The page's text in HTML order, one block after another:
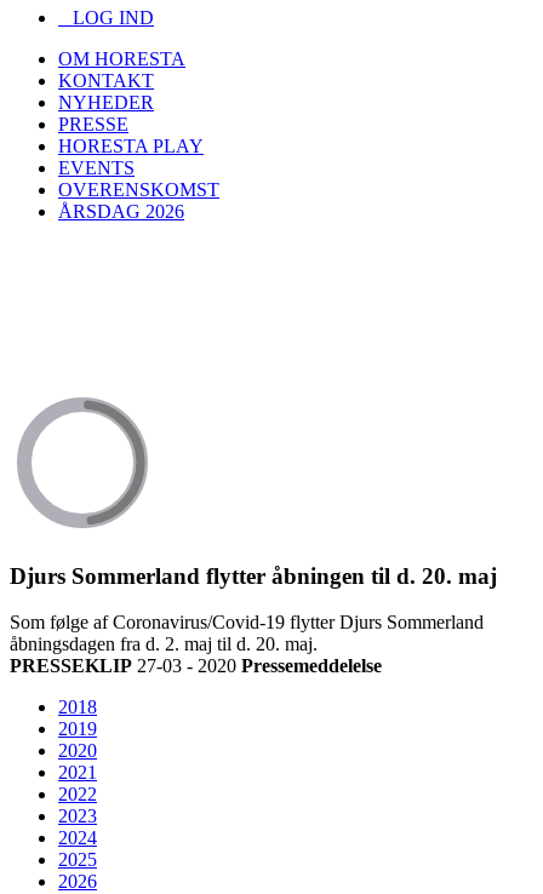
LOG IND
OM HORESTA
KONTAKT
NYHEDER
PRESSE
HORESTA PLAY
EVENTS
OVERENSKOMST
ÅRSDAG 2026
Djurs Sommerland flytter åbningen til d. 20. maj
Som følge af Coronavirus/Covid-19 flytter Djurs Sommerland
åbningsdagen fra d. 2. maj til d. 20. maj.
PRESSEKLIP 27-03 - 2020 Pressemeddelelse
2018
2019
2020
2021
2022
2023
2024
2025
2026